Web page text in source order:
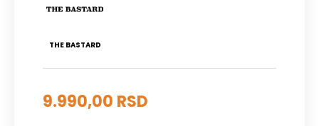
THE BASTARD
9.990,00 RSD